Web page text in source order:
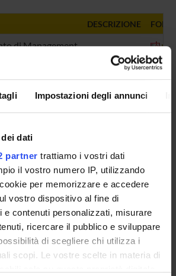
Impostazioni degli annunci
dati
partner trattiamo i vostri dati
il vostro numero IP, utilizzando
per memorizzare e accedere
vostro dispositivo al fine di
e contenuti personalizzati, misurare
ricercare il pubblico e sviluppare
di scegliere chi utilizza i
scopi. Le vostre scelte in materia di
DESCRIZIONE
di Management pdf
DI SERVIZIO
del Dipartimento
(area giuridica ed economica)